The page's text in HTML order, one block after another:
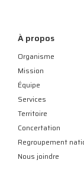
À propos
Organisme
Mission
Équipe
Services
Territoire
Concertation
Regroupement
Nous joindre